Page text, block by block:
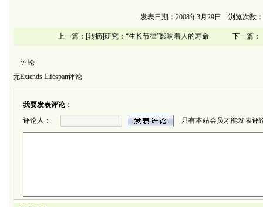
发表日期：2008年3月29日 浏览次数
上一篇： [转摘]研究：“生长节律”影响着人的寿命 下一篇：
评论
无Extends Lifespan评论
我要发表评论：
评论人：
只有本站会员才能发表评